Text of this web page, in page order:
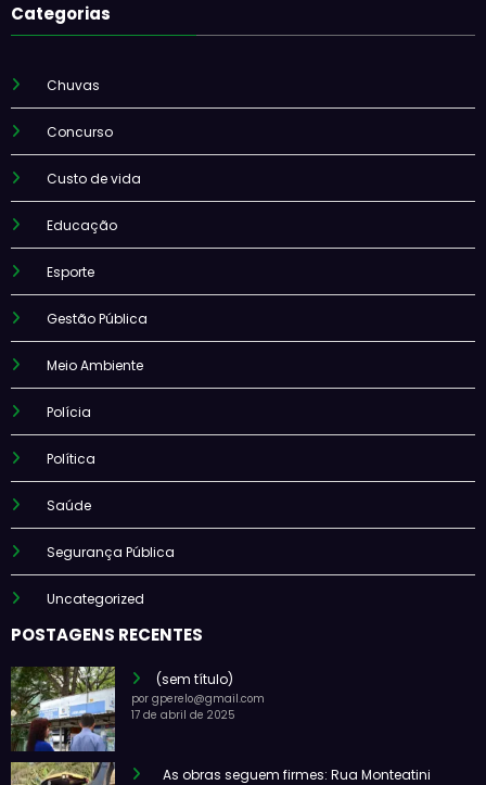
Categorias
Chuvas
Concurso
Custo de vida
Educação
Esporte
Gestão Pública
Meio Ambiente
Polícia
Política
Saúde
Segurança Pública
Uncategorized
POSTAGENS RECENTES
(sem título)
por gperelo@gmail.com
17 de abril de 2025
As obras seguem firmes: Rua Monteatini